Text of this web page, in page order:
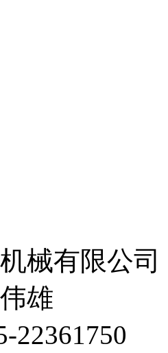
械有限公司
雄
22361750